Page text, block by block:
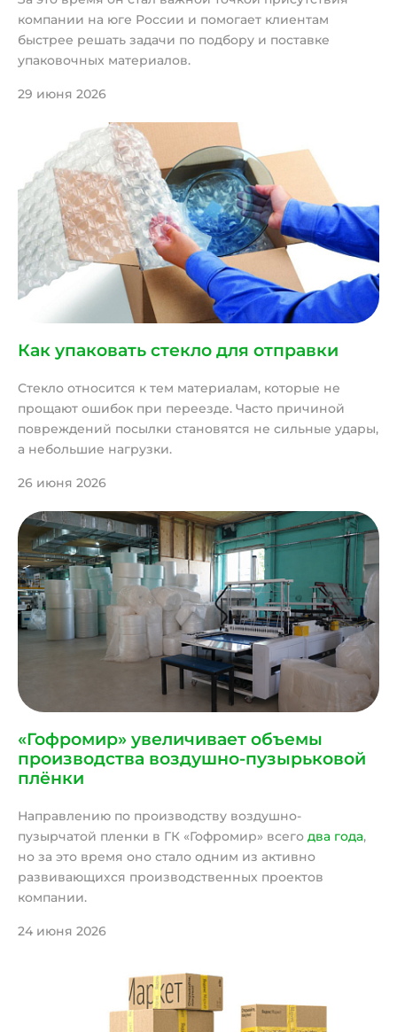
компании на юге России и помогает клиентам
быстрее решать задачи по подбору и поставке
упаковочных материалов.
29 июня 2026
Как упаковать стекло для отправки
Стекло относится к тем материалам, которые не
прощают ошибок при переезде. Часто причиной
повреждений посылки становятся не сильные удары,
а небольшие нагрузки.
26 июня 2026
«Гофромир» увеличивает объемы
производства воздушно-пузырьковой
плёнки
Направлению по производству воздушно-
пузырчатой пленки в ГК «Гофромир» всего два года,
но за это время оно стало одним из активно
развивающихся производственных проектов
компании.
24 июня 2026